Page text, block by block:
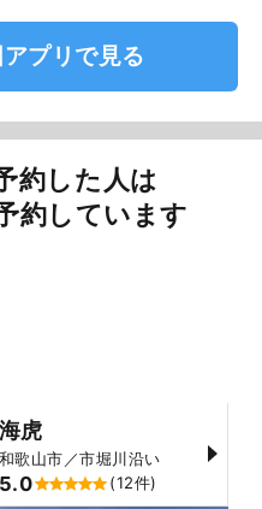
プリで見る
約した人は
約しています
海虎
和歌山市／市堀川沿い
5.0 (12件)